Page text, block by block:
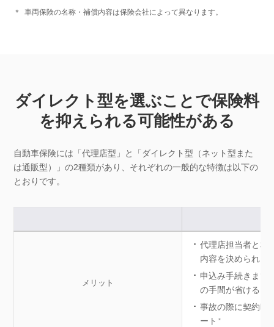
＊ 車両保険の名称・補償内容は保険会社によって異なります。
ダイレクト型を選ぶことで保険料
を抑えられる可能性がある
自動車保険には「代理店型」と「ダイレクト型（ネット型また
は通販型）」の2種類があり、それぞれの一般的な特徴は以下の
とおりです。
メリット
代理店担当者と相
内容を決められる
申込み手続きまで
の手間が省ける
事故の際に契約時
ート ＊